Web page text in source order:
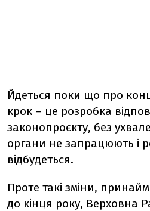
Йдеться поки що про
крок – це розробка
законопроєкту, без
органи не запрацюють і
відбудеться.
Проте такі зміни,
до кінця року, Верховна